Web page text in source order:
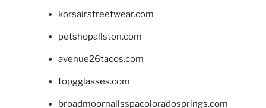
korsairstreetwear.com
petshopallston.com
avenue26tacos.com
topgglasses.com
broadmoornailsspacoloradosprings.com